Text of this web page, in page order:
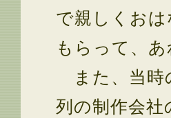
で親しくお
もらって、
また、当時
列の制作会